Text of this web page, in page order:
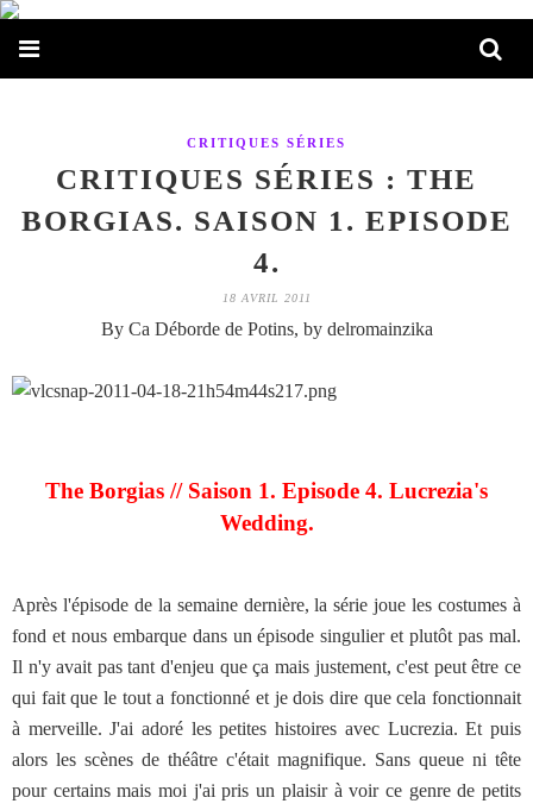
CRITIQUES SÉRIES
CRITIQUES SÉRIES : THE
BORGIAS. SAISON 1. EPISODE
4.
18 AVRIL 2011
By Ca Déborde de Potins, by delromainzika
The Borgias // Saison 1. Episode 4. Lucrezia's
Wedding.
Après l'épisode de la semaine dernière, la série joue les costumes à
fond et nous embarque dans un épisode singulier et plutôt pas mal.
Il n'y avait pas tant d'enjeu que ça mais justement, c'est peut être ce
qui fait que le tout a fonctionné et je dois dire que cela fonctionnait
à merveille. J'ai adoré les petites histoires avec Lucrezia. Et puis
alors les scènes de théâtre c'était magnifique. Sans queue ni tête
pour certains mais moi j'ai pris un plaisir à voir ce genre de petits